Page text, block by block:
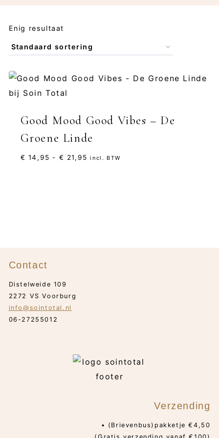
Enig resultaat
Good Mood Good Vibes – De
Groene Linde
€ 14,95 - € 21,95 Prijsklasse:
incl. BTW
Contact
Distelweide 109
2272 VS Voorburg
info@sointotal.nl
06-27255012
Verzending
• (Brievenbus)pakketje €4,50